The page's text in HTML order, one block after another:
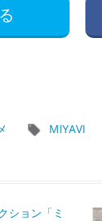
MIYAVI
ション「ミ